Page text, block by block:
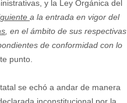
y la Ley Orgánica del
a la entrada en vigor del
, en el ámbito de sus respectivas
de conformidad con lo
punto.
se echó a andar de manera